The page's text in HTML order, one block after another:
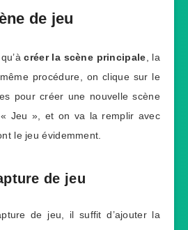
de jeu
créer la scène principale , la
procédure, on clique sur le
pour créer une nouvelle scène
« Jeu », et on va la remplir avec
le jeu évidemment.
de jeu
de jeu, il suffit d’ajouter la